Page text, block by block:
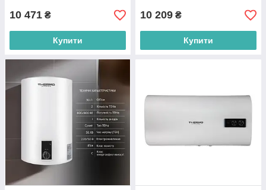
10 471 ₴
Купити
10 209 ₴
Купити